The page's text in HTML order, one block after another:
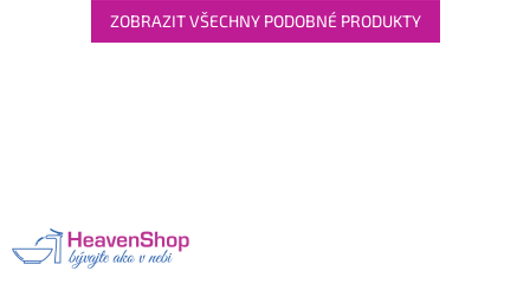
ZOBRAZIT VŠECHNY PODOBNÉ PRODUKTY